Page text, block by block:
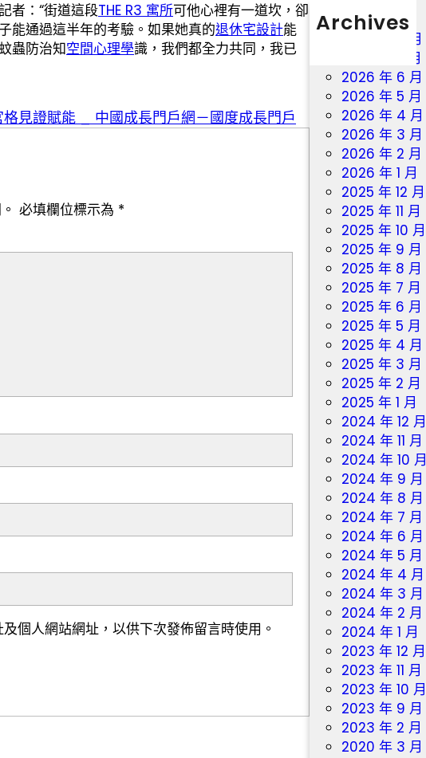
者：“街道這段THE R3 寓所可他心裡有一道坎，卻
能通過這半年的考驗。如果她真的退休宅設計能
蟲防治知空間心理學識，我們都全力共同，我已
見證賦能 _ 中國成長門戶網－國度成長門戶
必填欄位標示為 *
個人網站網址，以供下次發佈留言時使用。
Archives
2026 年 8 月
2026 年 7 月
2026 年 6 月
2026 年 5 月
2026 年 4 月
2026 年 3 月
2026 年 2 月
2026 年 1 月
2025 年 12 月
2025 年 11 月
2025 年 10 月
2025 年 9 月
2025 年 8 月
2025 年 7 月
2025 年 6 月
2025 年 5 月
2025 年 4 月
2025 年 3 月
2025 年 2 月
2025 年 1 月
2024 年 12
2024 年 11 月
2024 年 10
2024 年 9 月
2024 年 8 月
2024 年 7 月
2024 年 6 月
2024 年 5 月
2024 年 4 月
2024 年 3 月
2024 年 2 月
2024 年 1 月
2023 年 12 月
2023 年 11 月
2023 年 10
2023 年 9 月
2023 年 2 月
2020 年 3 月